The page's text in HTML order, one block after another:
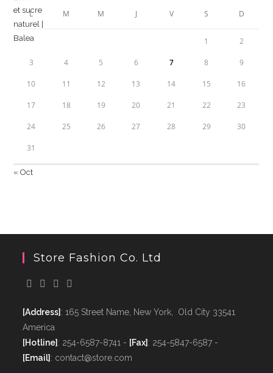
L M M J V S D
1 2
3 4 5 6 7 8 9
10 11 12 13 14 15 16
17 18 19 20 21 22 23
24 25 26 27 28 29 30
31
« Oct
Store Fashion Co. Ltd
[Address]: 165 Street Name, New York, Old City 33541
America
[Hotline]: 254-6587-8741 - [Fax]: 254-5847-6587 -
[Email]: contact@store.com